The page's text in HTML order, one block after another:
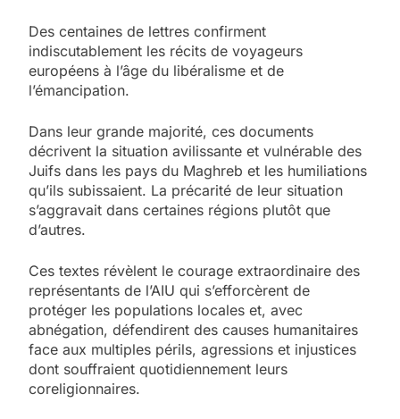
Des centaines de lettres confirment
indiscutablement les récits de voyageurs
européens à l’âge du libéralisme et de
l’émancipation.
Dans leur grande majorité, ces documents
décrivent la situation avilissante et vulnérable des
Juifs dans les pays du Maghreb et les humiliations
qu’ils subissaient. La précarité de leur situation
s’aggravait dans certaines régions plutôt que
d’autres.
Ces textes révèlent le courage extraordinaire des
représentants de l’AIU qui s’efforcèrent de
protéger les populations locales et, avec
abnégation, défendirent des causes humanitaires
face aux multiples périls, agressions et injustices
dont souffraient quotidiennement leurs
coreligionnaires.